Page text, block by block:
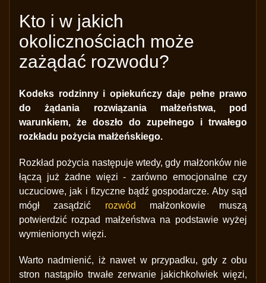
Kto i w jakich
okolicznościach może
zażądać rozwodu?
Kodeks rodzinny i opiekuńczy daje pełne prawo
do żądania rozwiązania małżeństwa, pod
warunkiem, że doszło do zupełnego i trwałego
rozkładu pożycia małżeńskiego.
Rozkład pożycia następuje wtedy, gdy małżonków nie
łączą już żadne więzi - zarówno emocjonalne czy
uczuciowe, jak i fizyczne bądź gospodarcze. Aby sąd
mógł zasądzić rozwód małżonkowie muszą
potwierdzić rozpad małżeństwa na podstawie wyżej
wymienionych więzi.
Warto nadmienić, iż nawet w przypadku, gdy z obu
stron nastąpiło trwałe zerwanie jakichkolwiek więzi,